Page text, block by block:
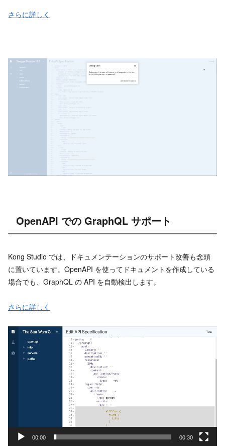
さらに詳しく
OpenAPI での GraphQL サポート
Kong Studio では、ドキュメンテーションのサポート改善も念頭
に置いています。OpenAPI を使ってドキュメントを作成している
場合でも、GraphQL の API を自動検出します。
さらに詳しく
動
画
プ
00:00 00:30